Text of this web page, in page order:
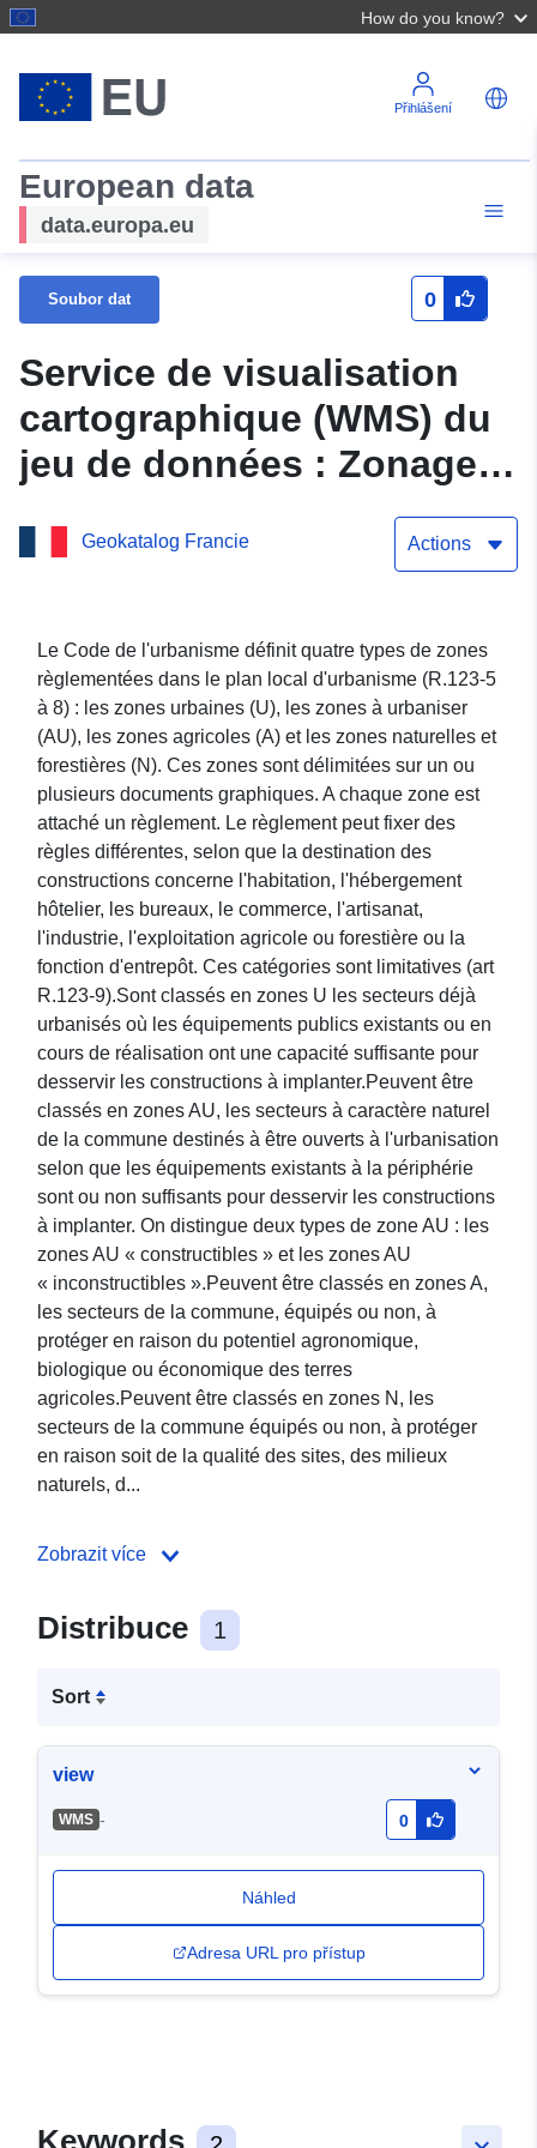
How do you know?
Přihlášení
European data
data.europa.eu
Soubor dat 0
Service de visualisation
cartographique (WMS) du
jeu de données : Zonage
du PLU de Barbery Saint
Sulpice
Geokatalog Francie Actions
Le Code de l'urbanisme définit quatre types de zones
règlementées dans le plan local d'urbanisme (R.123-5
à 8) : les zones urbaines (U), les zones à urbaniser
(AU), les zones agricoles (A) et les zones naturelles et
forestières (N). Ces zones sont délimitées sur un ou
plusieurs documents graphiques. A chaque zone est
attaché un règlement. Le règlement peut fixer des
règles différentes, selon que la destination des
constructions concerne l'habitation, l'hébergement
hôtelier, les bureaux, le commerce, l'artisanat,
l'industrie, l'exploitation agricole ou forestière ou la
fonction d'entrepôt. Ces catégories sont limitatives (art
R.123-9).Sont classés en zones U les secteurs déjà
urbanisés où les équipements publics existants ou en
cours de réalisation ont une capacité suffisante pour
desservir les constructions à implanter.Peuvent être
classés en zones AU, les secteurs à caractère naturel
de la commune destinés à être ouverts à l'urbanisation
selon que les équipements existants à la périphérie
sont ou non suffisants pour desservir les constructions
à implanter. On distingue deux types de zone AU : les
zones AU « constructibles » et les zones AU
« inconstructibles ».Peuvent être classés en zones A,
les secteurs de la commune, équipés ou non, à
protéger en raison du potentiel agronomique,
biologique ou économique des terres
agricoles.Peuvent être classés en zones N, les
secteurs de la commune équipés ou non, à protéger
en raison soit de la qualité des sites, des milieux
naturels, d...
Zobrazit více
Distribuce 1
Sort
view
WMS - 0
Náhled
Adresa URL pro přístup